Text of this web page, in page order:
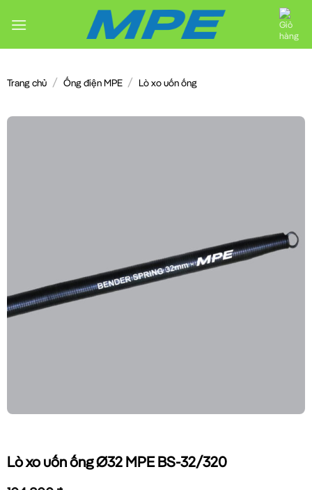
đến
Trang chủ / Ống điện MPE / Lò xo uốn ống
Lò xo uốn ống Ø32 MPE BS-32/320